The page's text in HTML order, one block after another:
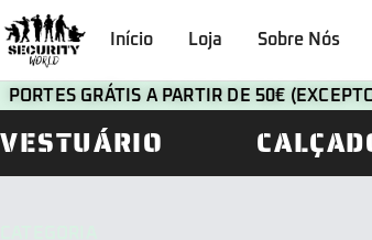
Início Loja Sobre Nós
PORTES GRÁTIS A PARTIR DE 50€
VESTUÁRIO